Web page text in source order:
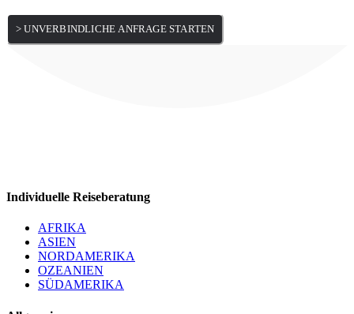
Individuelle Reiseberatung
AFRIKA
ASIEN
NORDAMERIKA
OZEANIEN
SÜDAMERIKA